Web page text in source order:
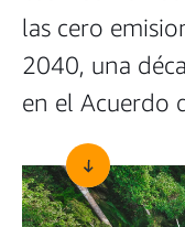
las cero
2040, una
en el Acuerdo